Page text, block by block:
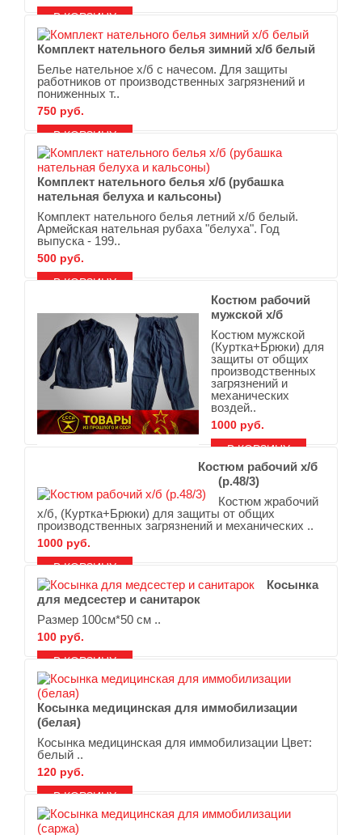
Комплект нательного белья зимний х/б белый
Белье нательное х/б с начесом. Для защиты
работников от производственных загрязнений и
пониженных т..
750 руб.
Комплект нательного белья х/б (рубашка
нательная белуха и кальсоны)
Комплект нательного белья летний х/б белый.
Армейская нательная рубаха "белуха". Год
выпуска - 199..
500 руб.
Костюм рабочий
мужской х/б
Костюм мужской
(Куртка+Брюки) для
защиты от общих
производственных
загрязнений и
механических
воздей..
1000 руб.
Костюм рабочий х/б
(р.48/3)
Костюм жрабочий
х/б, (Куртка+Брюки) для защиты от общих
производственных загрязнений и механических ..
1000 руб.
Косынка
для медсестер и санитарок
Размер 100см*50 см ..
100 руб.
Косынка медицинская для иммобилизации
(белая)
Косынка медицинская для иммобилизации Цвет:
белый ..
120 руб.